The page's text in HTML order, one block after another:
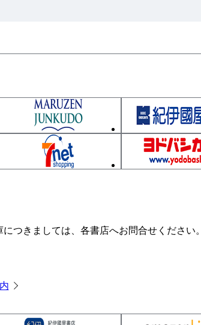
設計
路の設計
とパルス幅制限回路の設計
単なデジタル回路設計にチャレンジ
う回路？
ってみよう
ーズとは
方
られた動作を次々行う回路
つきましては、各書店へお問合せください。